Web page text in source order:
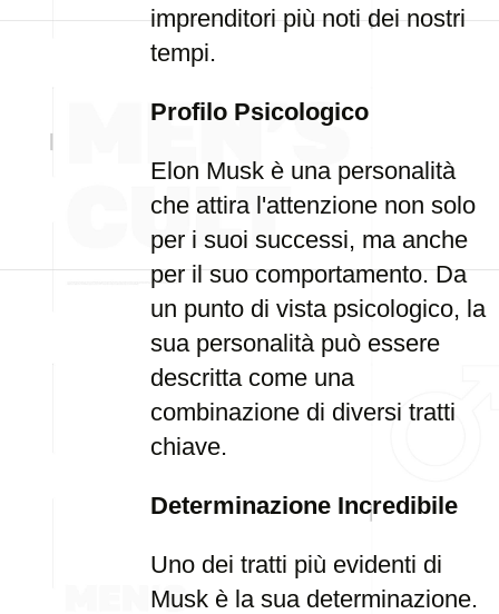
imprenditori più noti dei nostri
tempi.
Profilo Psicologico
Elon Musk è una personalità
che attira l'attenzione non solo
per i suoi successi, ma anche
per il suo comportamento. Da
un punto di vista psicologico, la
sua personalità può essere
descritta come una
combinazione di diversi tratti
chiave.
Determinazione Incredibile
Uno dei tratti più evidenti di
Musk è la sua determinazione.